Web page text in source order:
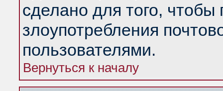
сделано для того, чтобы
злоупотребления
пользователями.
Вернуться к началу